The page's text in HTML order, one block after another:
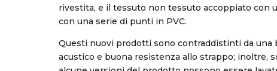
rivestita, e il tessuto non tessuto accoppiato con
con una serie di punti in PVC.
Questi nuovi prodotti sono contraddistinti da una
acustico e buona resistenza allo strappo; inoltre,